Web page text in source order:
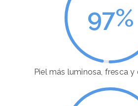
97%
Piel más luminosa, fresca y